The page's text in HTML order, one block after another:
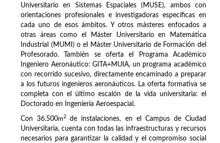
Universitario en Sistemas Espaciales (MUSE), ambos con
orientaciones profesionales e investigadoras específicas en
cada uno de esos ámbitos. Y otros másteres enfocados a
otras áreas como el Máster Universitario en Matemática
Industrial (MUMI) o el Máster Universitario de Formación del
Profesorado. También se oferta el Programa Académico
Ingeniero Aeronáutico: GITA+MUIA, un programa académico
con recorrido sucesivo, directamente encaminado a preparar
a los futuros ingenieros aeronáuticos. La oferta formativa se
completa con el último escalón de la vida universitaria: el
Doctorado en Ingeniería Aeroespacial.
Con 36.500m2
de instalaciones, en el Campus de Ciudad
Universitaria, cuenta con todas las infraestructuras y recursos
necesarios para garantizar la calidad y el compromiso social